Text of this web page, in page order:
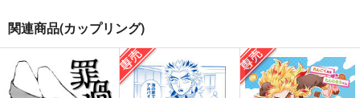
愛洋々！
みそ漬け
新年あけまして桜が咲
くまで
夜明けの社で逢いまし
ょう（幼獣編）
関連商品(カップリング)